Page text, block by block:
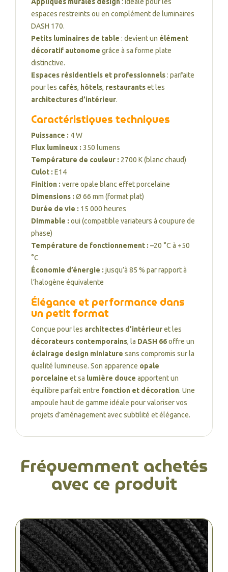
espaces restreints ou en complément de luminaires
DASH 170.
Petits luminaires de table : devient un élément
décoratif autonome grâce à sa forme plate
distinctive.
Espaces résidentiels et professionnels: parfaite
pour les cafés, hôtels, restaurantset les
architectures d’intérieur.
Caractéristiques techniques
Puissance : 4 W
Flux lumineux : 350 lumens
Température de couleur : 2700 K (blanc chaud)
Culot : E14
Finition : verre opale blanc effet porcelaine
Dimensions : Ø 66 mm (format plat)
Durée de vie : 15 000 heures
Dimmable : oui (compatible variateurs à coupure de
phase)
Température de fonctionnement : –20 °C à +50
°C
Économie d’énergie : jusqu’à 85 % par rapport à
l’halogène équivalente
Élégance et performance dans
un petit format
Conçue pour les architectes d’intérieuret les
décorateurs contemporains, la DASH 66offre un
éclairage design miniature sans compromis sur la
qualité lumineuse. Son apparence opale
porcelaine et sa lumière douce apportent un
équilibre parfait entre fonction et décoration. Une
ampoule haut de gamme idéale pour valoriser vos
projets d’aménagement avec subtilité et élégance.
Fréquemment achetés
avec ce produit